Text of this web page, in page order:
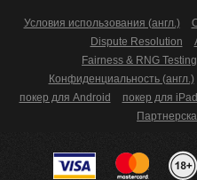
Условия использования (англ.)
Dispute Resolution
Fairness & RNG
Конфиденциальность (англ.)
покер для Android
покер для